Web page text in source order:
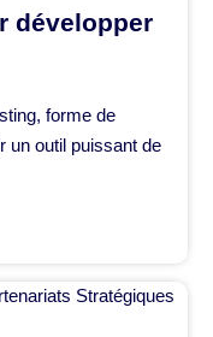
développer
forme de
un outil puissant de